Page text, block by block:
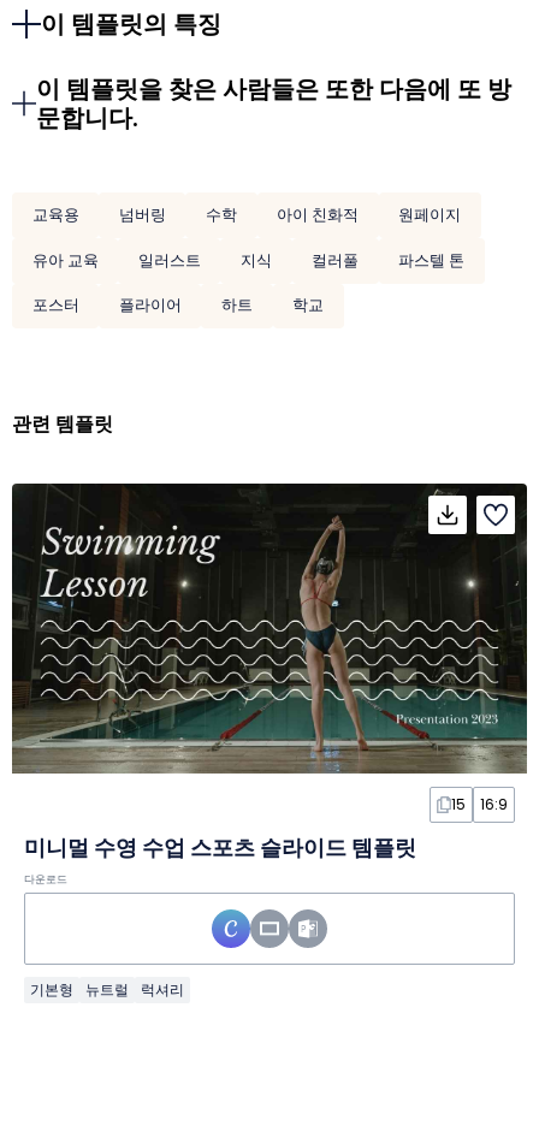
이 템플릿의 특징
이 템플릿을 찾은 사람들은 또한 다음에 또 방
문합니다.
교육용 넘버링 수학 아이 친화적
원페이지
유아 교육
일러스트 지식 컬러풀
파스텔 톤
포스터
플라이어 하트 학교
관련 템플릿
15 16:9
미니멀 수영 수업 스포츠 슬라이드 템플릿
다운로드
기본형 뉴트럴 럭셔리